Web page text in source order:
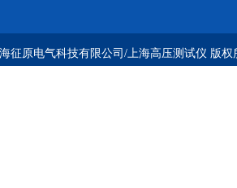
征原电气科技有限公司/上海高压测试仪 版权